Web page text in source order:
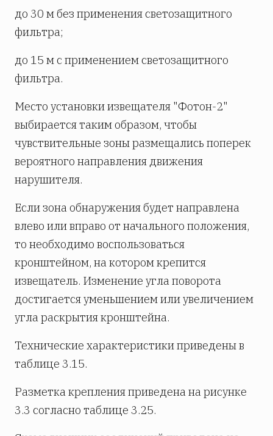
до 30 м без применения светозащитного
фильтра;
до 15 м с применением светозащитного
фильтра.
Место установки извещателя "Фотон-2"
выбирается таким образом, чтобы
чувствительные зоны размещались поперек
вероятного направления движения
нарушителя.
Если зона обнаружения будет направлена
влево или вправо от начального положения,
то необходимо воспользоваться
кронштейном, на котором крепится
извещатель. Изменение угла поворота
достигается уменьшением или увеличением
угла раскрытия кронштейна.
Технические характеристики приведены в
таблице 3.15.
Разметка крепления приведена на рисунке
3.3 согласно таблице 3.25.